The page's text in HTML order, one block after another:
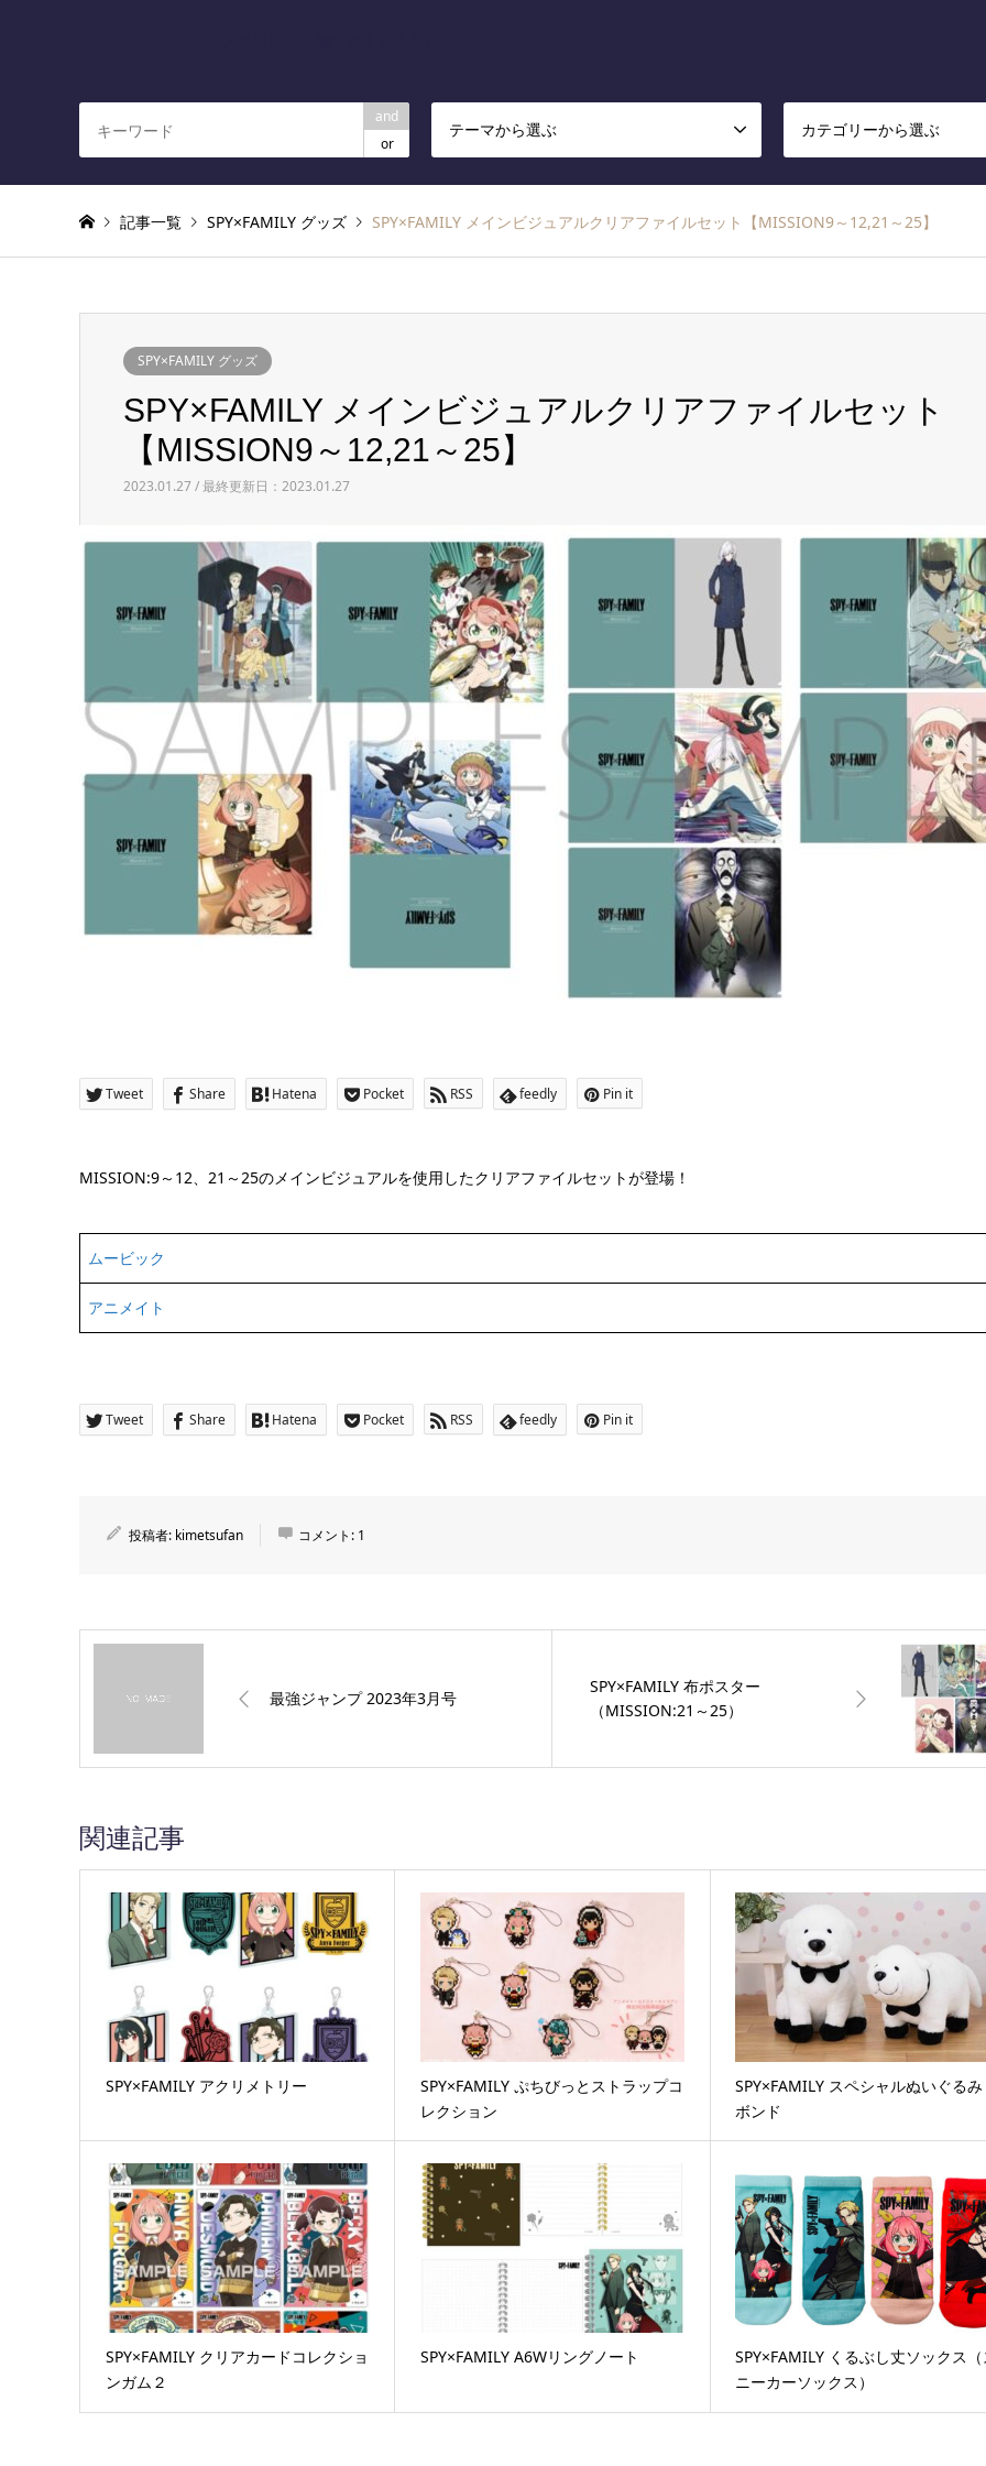
and
or
テーマから選ぶ カテゴリーから選ぶ
記事一覧 SPY×FAMILY グッズ SPY×FAMILY メインビジュアルクリアファイルセット【MISSION9～12,21～25】
SPY×FAMILY グッズ
SPY×FAMILY メインビジュアルクリアファイルセット
【MISSION9～12,21～25】
2023.01.27 / 最終更新日：2023.01.27
Tweet Share Hatena Pocket RSS feedly Pin it
MISSION:9～12、21～25のメインビジュアルを使用したクリアファイルセットが登場！
ムービック
アニメイト
Tweet Share Hatena Pocket RSS feedly Pin it
投稿者: kimetsufan コメント: 1
最強ジャンプ 2023年3月号
SPY×FAMILY 布ポスター
（MISSION:21～25）
関連記事
SPY×FAMILY アクリメトリー
SPY×FAMILY ぷちびっとストラップコ
レクション
SPY×FAMILY スペシャルぬいぐるみ
ボンド
SPY×FAMILY クリアカードコレクショ
ンガム２
SPY×FAMILY A6Wリングノート
SPY×FAMILY くるぶし丈ソックス
ニーカーソックス）